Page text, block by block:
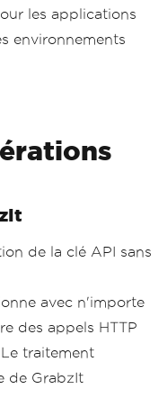
les applications
environnements
de la clé API sans
avec n'importe
des appels HTTP
Le traitement
de GrabzIt